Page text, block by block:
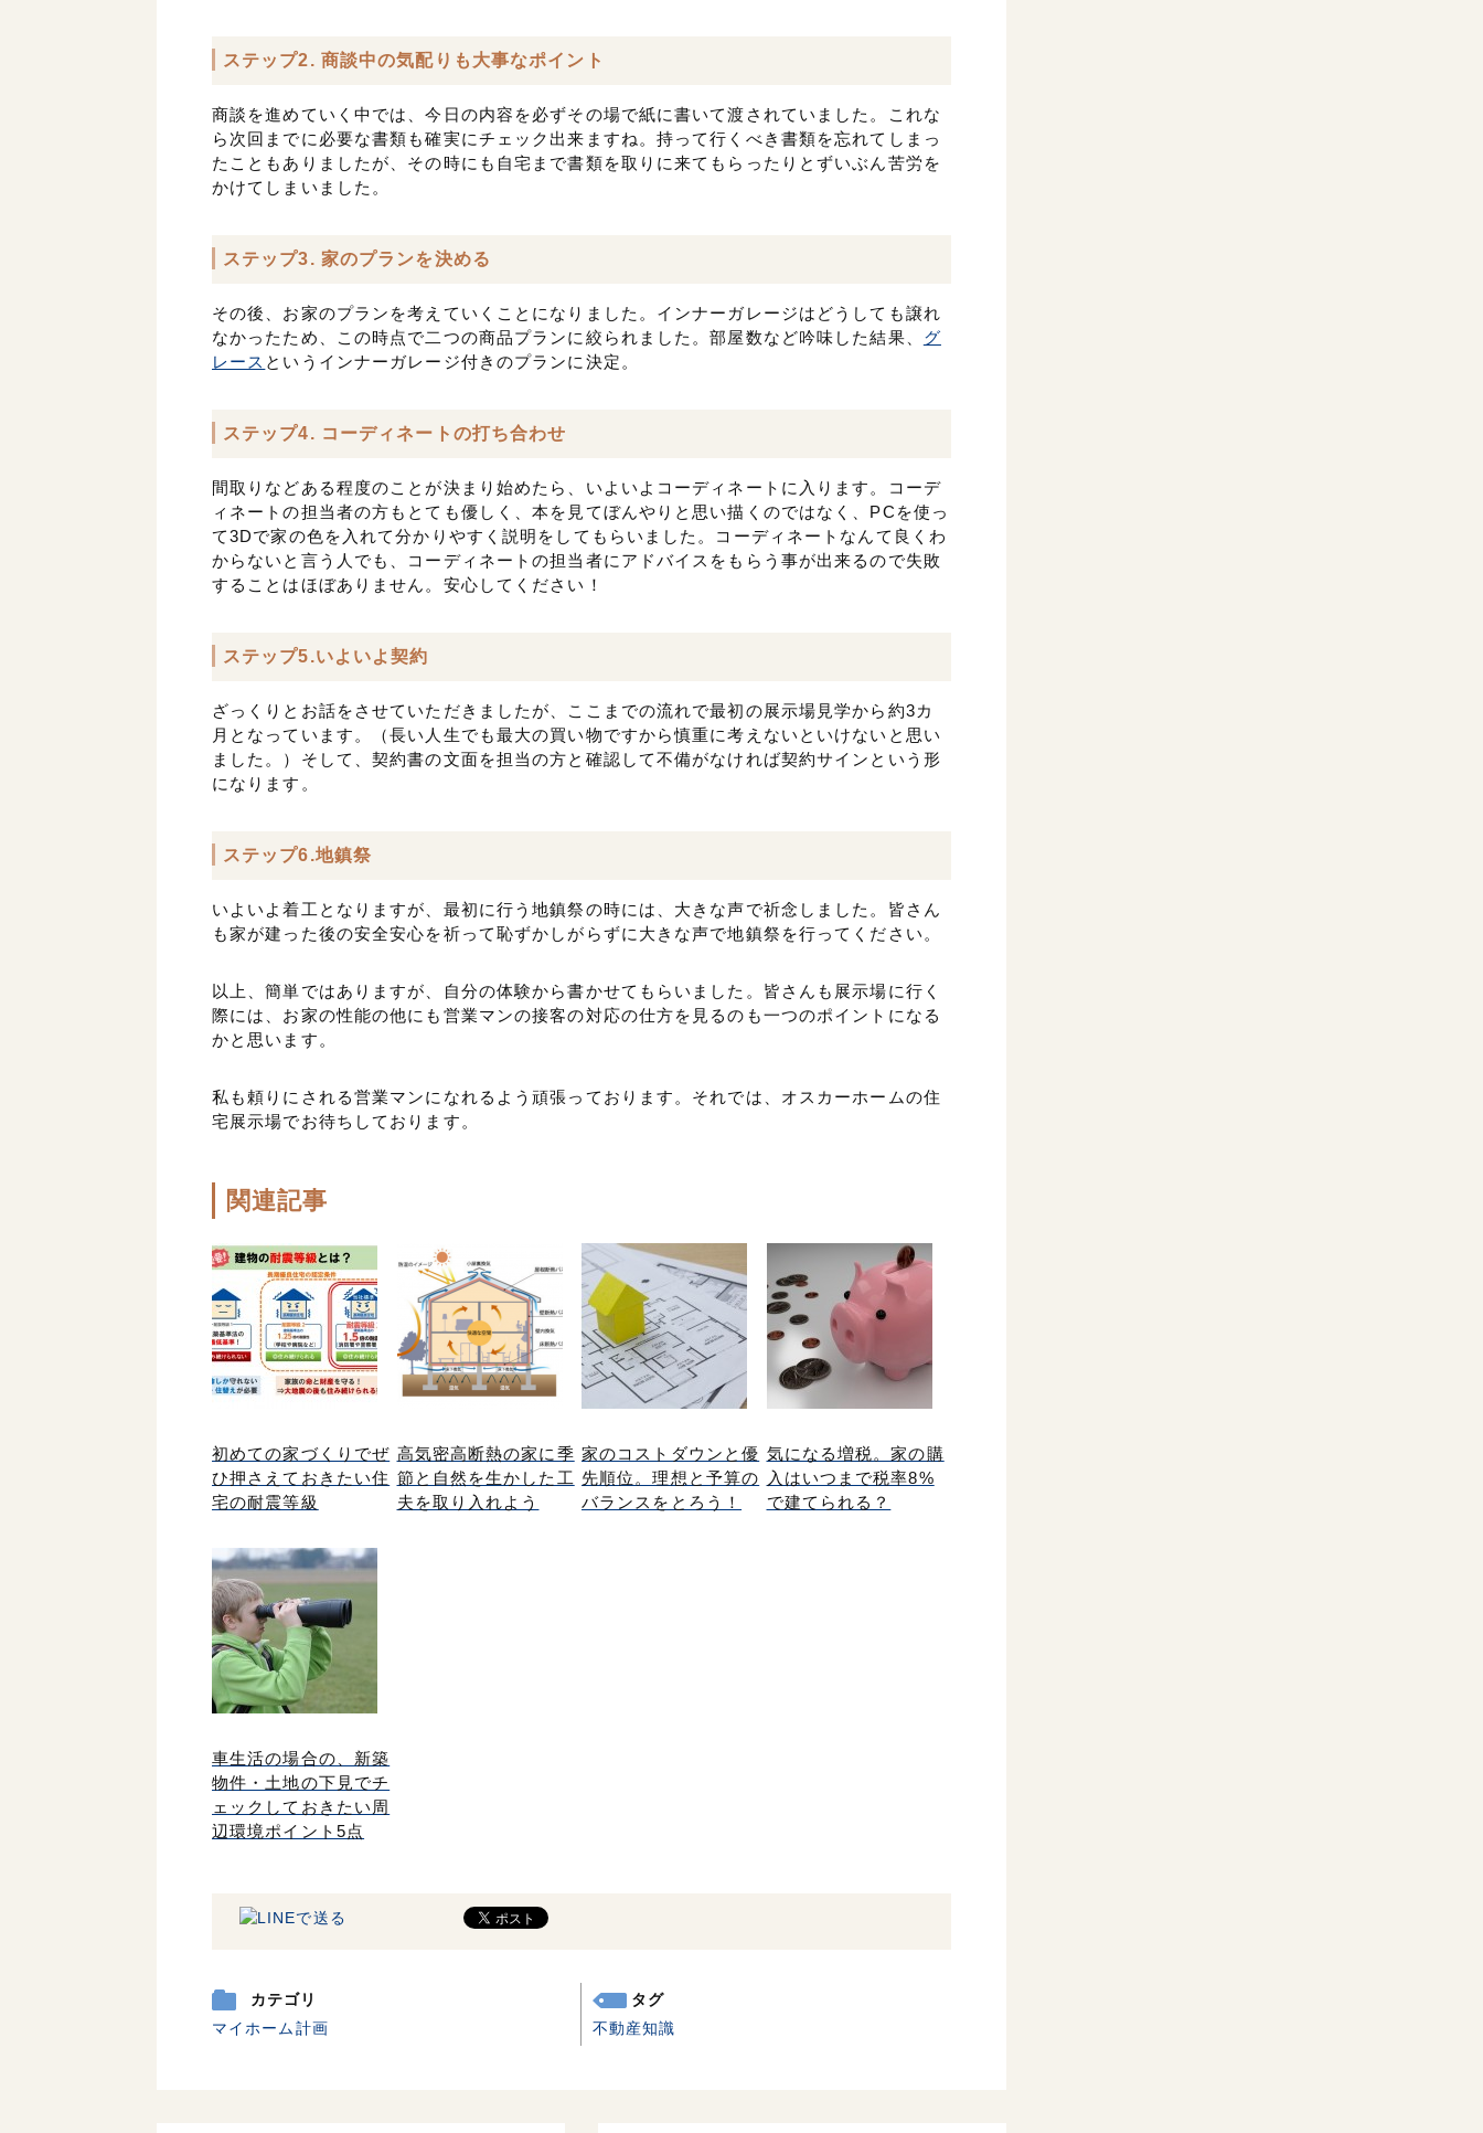
ステップ2. 商談中の気配りも大事なポイント
商談を進めていく中では、今日の内容を必ずその場で紙に書いて渡されていました。これな
ら次回までに必要な書類も確実にチェック出来ますね。持って行くべき書類を忘れてしまっ
たこともありましたが、その時にも自宅まで書類を取りに来てもらったりとずいぶん苦労を
かけてしまいました。
ステップ3. 家のプランを決める
その後、お家のプランを考えていくことになりました。インナーガレージはどうしても譲れ
なかったため、この時点で二つの商品プランに絞られました。部屋数など吟味した結果、 グ
レース というインナーガレージ付きのプランに決定。
ステップ4. コーディネートの打ち合わせ
間取りなどある程度のことが決まり始めたら、いよいよコーディネートに入ります。コーデ
ィネートの担当者の方もとても優しく、本を見てぼんやりと思い描くのではなく、PCを使っ
て3Dで家の色を入れて分かりやすく説明をしてもらいました。コーディネートなんて良くわ
からないと言う人でも、コーディネートの担当者にアドバイスをもらう事が出来るので失敗
することはほぼありません。安心してください！
ステップ5.いよいよ契約
ざっくりとお話をさせていただきましたが、ここまでの流れで最初の展示場見学から約3カ
月となっています。（長い人生でも最大の買い物ですから慎重に考えないといけないと思い
ました。）そして、契約書の文面を担当の方と確認して不備がなければ契約サインという形
になります。
ステップ6.地鎮祭
いよいよ着工となりますが、最初に行う地鎮祭の時には、大きな声で祈念しました。皆さん
も家が建った後の安全安心を祈って恥ずかしがらずに大きな声で地鎮祭を行ってください。
以上、簡単ではありますが、自分の体験から書かせてもらいました。皆さんも展示場に行く
際には、お家の性能の他にも営業マンの接客の対応の仕方を見るのも一つのポイントになる
かと思います。
私も頼りにされる営業マンになれるよう頑張っております。それでは、オスカーホームの住
宅展示場でお待ちしております。
関連記事
初めての家づくりでぜ
ひ押さえておきたい住
宅の耐震等級
高気密高断熱の家に季
節と自然を生かした工
夫を取り入れよう
家のコストダウンと優
先順位。理想と予算の
バランスをとろう！
気になる増税。家の購
入はいつまで税率8%
で建てられる？
車生活の場合の、新築
物件・土地の下見でチ
ェックしておきたい周
辺環境ポイント5点
カテゴリ
マイホーム計画
タグ
不動産知識